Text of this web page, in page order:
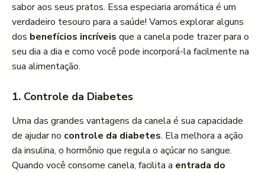
sabor aos seus pratos. Essa especiaria aromática é um
verdadeiro tesouro para a saúde! Vamos explorar alguns
dos benefícios incríveis que a canela pode trazer para o
seu dia a dia e como você pode incorporá-la facilmente na
sua alimentação.
1. Controle da Diabetes
Uma das grandes vantagens da canela é sua capacidade
de ajudar no controle da diabetes. Ela melhora a ação
da insulina, o hormônio que regula o açúcar no sangue.
Quando você consome canela, facilita a entrada do